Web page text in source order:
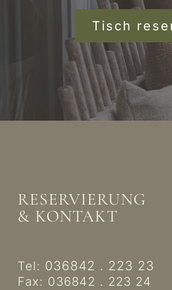
Tisch
RESERVIERUNG
& KONTAKT
Tel: 036842 . 223 23
Fax: 036842 . 223 24